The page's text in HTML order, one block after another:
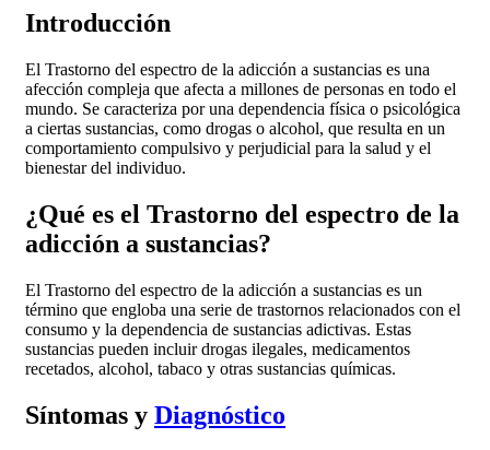
Introducción
El Trastorno del espectro de la adicción a sustancias es una
afección compleja que afecta a millones de personas en todo el
mundo. Se caracteriza por una dependencia física o psicológica
a ciertas sustancias, como drogas o alcohol, que resulta en un
comportamiento compulsivo y perjudicial para la salud y el
bienestar del individuo.
¿Qué es el Trastorno del espectro de la
adicción a sustancias?
El Trastorno del espectro de la adicción a sustancias es un
término que engloba una serie de trastornos relacionados con el
consumo y la dependencia de sustancias adictivas. Estas
sustancias pueden incluir drogas ilegales, medicamentos
recetados, alcohol, tabaco y otras sustancias químicas.
Síntomas y Diagnóstico